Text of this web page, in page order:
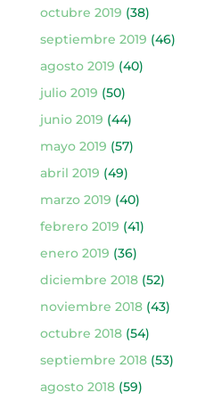
octubre 2019 (38)
septiembre 2019 (46)
agosto 2019 (40)
julio 2019 (50)
junio 2019 (44)
mayo 2019 (57)
abril 2019 (49)
marzo 2019 (40)
febrero 2019 (41)
enero 2019 (36)
diciembre 2018(52)
noviembre 2018(43)
octubre 2018(54)
septiembre 2018(53)
agosto 2018(59)